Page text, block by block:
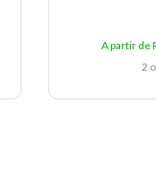
A partir de
2